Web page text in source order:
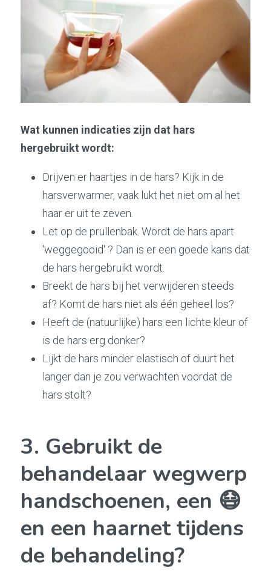
Wat kunnen indicaties zijn dat hars
hergebruikt wordt:
Drijven er haartjes in de hars? Kijk in de
harsverwarmer, vaak lukt het niet om al het
haar er uit te zeven.
Let op de prullenbak. Wordt de hars apart
'weggegooid' ? Dan is er een goede kans dat
de hars hergebruikt wordt.
Breekt de hars bij het verwijderen steeds
af? Komt de hars niet als één geheel los?
Heeft de (natuurlijke) hars een lichte kleur of
is de hars erg donker?
Lijkt de hars minder elastisch of duurt het
langer dan je zou verwachten voordat de
hars stolt?
3. Gebruikt de
behandelaar wegwerp
handschoenen, een 😷
en een haarnet tijdens
de behandeling?